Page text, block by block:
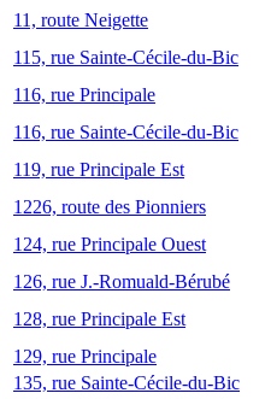
11, route Neigette
115, rue Sainte-Cécile-du-Bic
116, rue Principale
116, rue Sainte-Cécile-du-Bic
119, rue Principale Est
1226, route des Pionniers
124, rue Principale Ouest
126, rue J.-Romuald-Bérubé
128, rue Principale Est
129, rue Principale
135, rue Sainte-Cécile-du-Bic